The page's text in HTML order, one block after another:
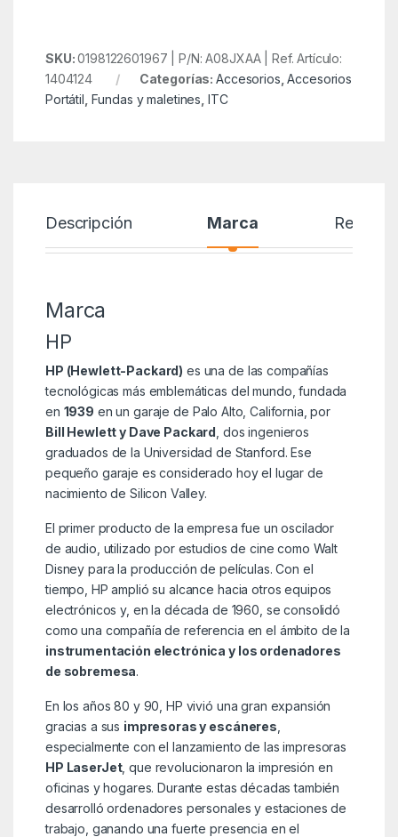
SKU:0198122601967 | P/N: A08JXAA | Ref. Artículo:
1404124
Categorías:Accesorios ,Accesorios
Portátil Fundas y maletines ITC
Descripción Marca Reseñas
Marca
HP
HP (Hewlett-Packard) es una de las compañías
tecnológicas más emblemáticas del mundo, fundada
en 1939 en un garaje de Palo Alto, California, por
Bill Hewlett y Dave Packard , dos ingenieros
graduados de la Universidad de Stanford. Ese
pequeño garaje es considerado hoy el lugar de
nacimiento de Silicon Valley.
El primer producto de la empresa fue un oscilador
de audio, utilizado por estudios de cine como Walt
Disney para la producción de películas. Con el
tiempo, HP amplió su alcance hacia otros equipos
electrónicos y, en la década de 1960, se consolidó
como una compañía de referencia en el ámbito de la
instrumentación electrónica y los ordenadores
de sobremesa.
En los años 80 y 90, HP vivió una gran expansión
gracias a sus impresoras y escáneres
especialmente con el lanzamiento de las impresoras
HP LaserJet, que revolucionaron la impresión en
oficinas y hogares. Durante estas décadas también
desarrolló ordenadores personales y estaciones de
trabajo, ganando una fuerte presencia en el